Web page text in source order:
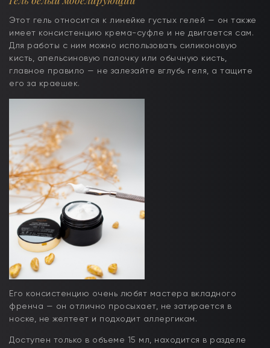
Этот гель относится к линейке густых гелей — он также
имеет консистенцию крема-суфле и не двигается сам.
Для работы с ним можно использовать силиконовую
кисть, апельсиновую палочку или обычную кисть,
главное правило — не залезайте вглубь геля, а тащите
его за краешек.
Его консистенцию очень любят мастера вкладного
френча — он отлично просыхает, не затирается в
носке, не желтеет и подходит аллергикам.
Доступен только в объеме 15 мл, находится в разделе